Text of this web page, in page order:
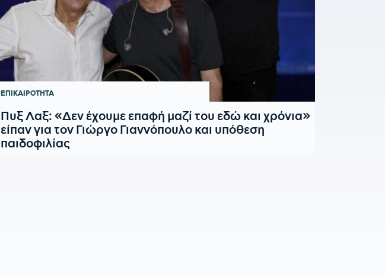
ΕΠΙΚΑΙΡΟΤΗΤΑ
Πυξ Λαξ: «Δεν έχουμε επαφή μαζί του εδώ και χρόνια»
είπαν για τον Γιώργο Γιαννόπουλο και υπόθεση
παιδοφιλίας